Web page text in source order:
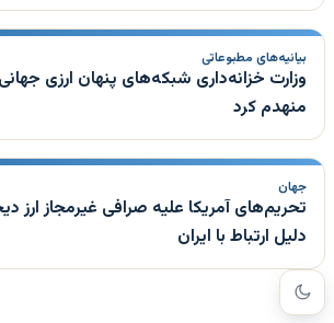
بیانیه‌های مطبوعاتی
وزارت خزانه‌داری شبکه‌های پنهان ارزی جهانی
منهدم کرد
جهان
تحریم‌های آمریکا علیه صرافی غیرمجاز ارز
دلیل ارتباط با ایران